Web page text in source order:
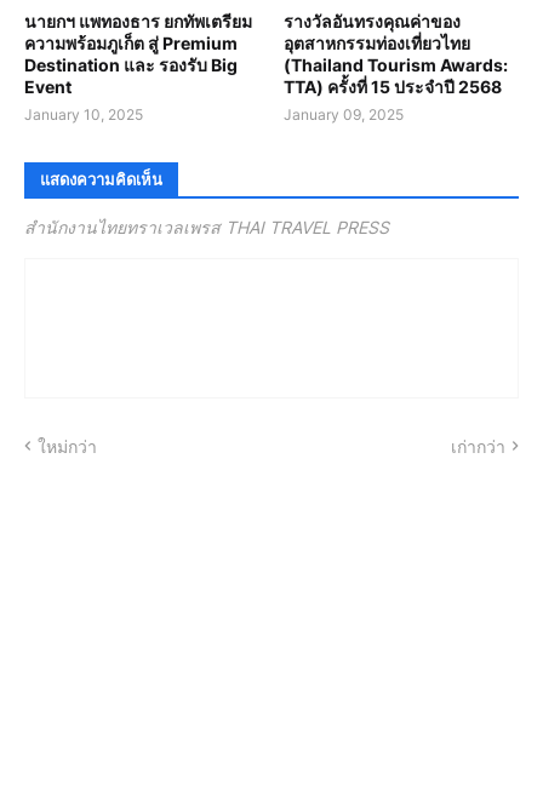
นายกฯ แพทองธาร ยกทัพเตรียม
ความพร้อมภูเก็ต สู่ Premium
Destination และ รองรับ Big
Event
January 10, 2025
รางวัลอันทรงคุณค่าของ
อุตสาหกรรมท่องเที่ยวไทย
(Thailand Tourism Awards:
TTA) ครั้งที่ 15 ประจำปี 2568
January 09, 2025
แสดงความคิดเห็น
สำนักงานไทยทราเวลเพรส THAI TRAVEL PRESS
ใหม่กว่า เก่ากว่า